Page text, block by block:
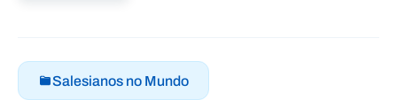
Salesianos no Mundo